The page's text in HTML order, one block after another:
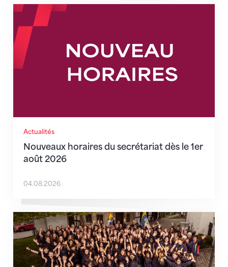
Actualités
Nouveaux horaires du secrétariat dès le 1er
août 2026
Nouveaux horaires du secrétariat dès le 1er août
04.08.2026
Quand l’inclusion devient une évidence